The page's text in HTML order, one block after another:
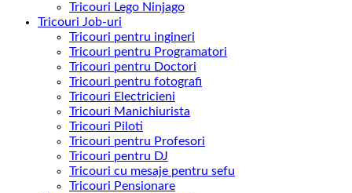
Tricouri Lego Ninjago
Tricouri Job-uri
Tricouri pentru ingineri
Tricouri pentru Programatori
Tricouri pentru Doctori
Tricouri pentru fotografi
Tricouri Electricieni
Tricouri Manichiurista
Tricouri Piloti
Tricouri pentru Profesori
Tricouri pentru DJ
Tricouri cu mesaje pentru sefu
Tricouri Pensionare